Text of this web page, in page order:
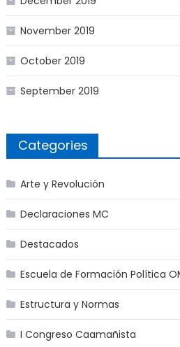
November 2019
October 2019
September 2019
Categories
Arte y Revolución
Declaraciones MC
Destacados
Escuela de Formación Política
Estructura y Normas
I Congreso Caamañista